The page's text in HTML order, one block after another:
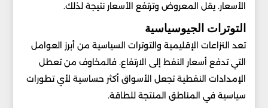
الأسعار. يقل المعروض وترتفع الأسعار نتيجة لذلك.
التوترات الجيوسياسية
تعد النزاعات الإقليمية والتوترات السياسية من أبرز العوامل
التي تدفع أسعار النفط إلى الارتفاع. فالمخاوف من تعطل
الإمدادات النفطية تجعل الأسواق أكثر حساسية لأي تطورات
سياسية في المناطق المنتجة للطاقة.